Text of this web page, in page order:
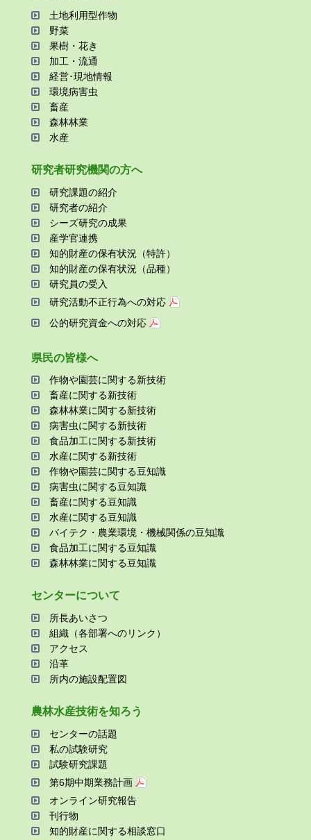
⼟地利⽤型作物
野菜
果樹・花き
加⼯・流通
経営･現地情報
環境病害⾍
畜産
森林林業
⽔産
研究者研究機関の⽅へ
研究課題の紹介
研究者の紹介
シーズ研究の成果
産学官連携
知的財産の保有状況（特許）
知的財産の保有状況（品種）
研究員の受⼊
研究活動不正⾏為への対応
公的研究資金への対応
県⺠の皆様へ
作物や園芸に関する新技術
畜産に関する新技術
森林林業に関する新技術
病害⾍に関する新技術
⾷品加⼯に関する新技術
⽔産に関する新技術
作物や園芸に関する⾖知識
病害⾍に関する⾖知識
畜産に関する⾖知識
⽔産に関する⾖知識
バイテク・農業環境・機械関係の⾖知識
⾷品加⼯に関する⾖知識
森林林業に関する⾖知識
センターについて
所⻑あいさつ
組織（各部署へのリンク）
アクセス
沿⾰
所内の施設配置図
農林⽔産技術を知ろう
センターの話題
私の試験研究
試験研究課題
第6期中期業務計画
オンライン研究報告
刊⾏物
知的財産に関する相談窓⼝